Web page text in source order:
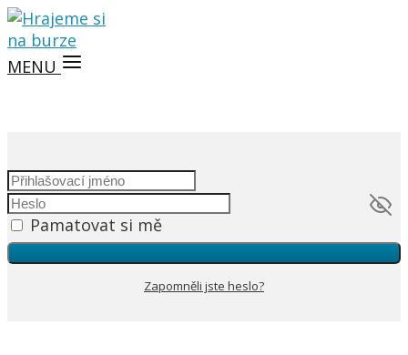
MENU
Pamatovat si mě
Zapomněli jste heslo?